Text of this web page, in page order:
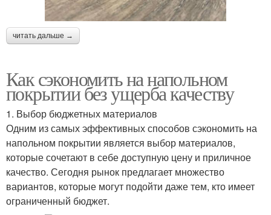
читать дальше →
Как сэкономить на напольном
покрытии без ущерба качеству
1. Выбор бюджетных материалов
Одним из самых эффективных способов сэкономить на
напольном покрытии является выбор материалов,
которые сочетают в себе доступную цену и приличное
качество. Сегодня рынок предлагает множество
вариантов, которые могут подойти даже тем, кто имеет
ограниченный бюджет.